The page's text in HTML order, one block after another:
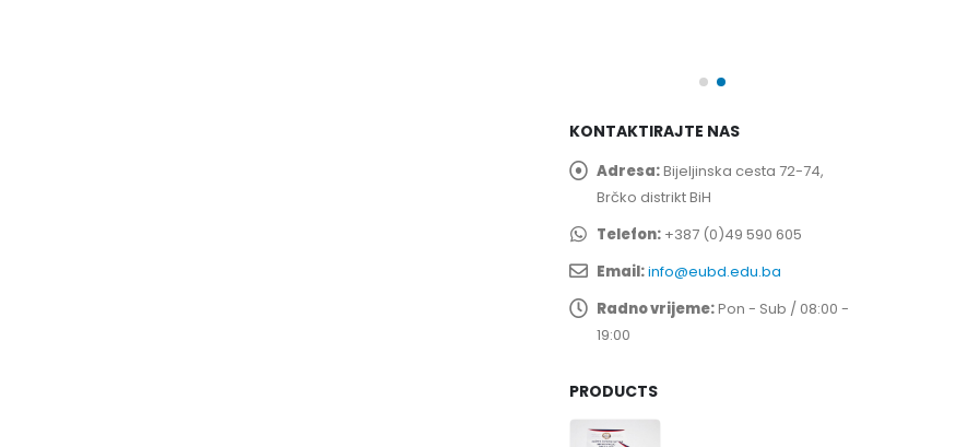
KONTAKTIRAJTE NAS
Adresa:Bijeljinska cesta 72-74,
Brčko distrikt BiH
Telefon: +387 (0)49 590 605
Email:info@eubd.edu.ba
Radno vrijeme:Pon - Sub / 08:00 -
19:00
PRODUCTS